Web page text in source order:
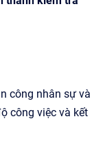
công nhân sự và
công việc và kết